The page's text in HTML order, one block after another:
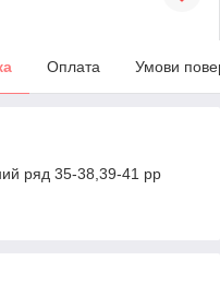
Оплата Умови
ряд 35-38,39-41 рр